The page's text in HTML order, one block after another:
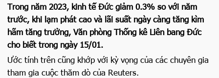
Trong năm 2023, kinh tế Đức giảm 0.3% so với năm
trước, khi lạm phát cao và lãi suất ngày càng tăng kìm
hãm tăng trưởng, Văn phòng Thống kê Liên bang Đức
cho biết trong ngày 15/01.
Ước tính trên cũng khớp với kỳ vọng của các chuyên gia
tham gia cuộc thăm dò của Reuters.